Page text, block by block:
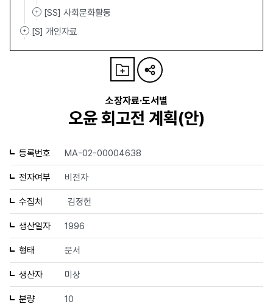
[SS] 사회문화활동
[S] 개인자료
소장자료·도서별
오윤 회고전 계획(안)
등록번호 MA-02-00004638
전자여부 비전자
수집처 김정헌
생산일자 1996
형태 문서
생산자 미상
분량 10